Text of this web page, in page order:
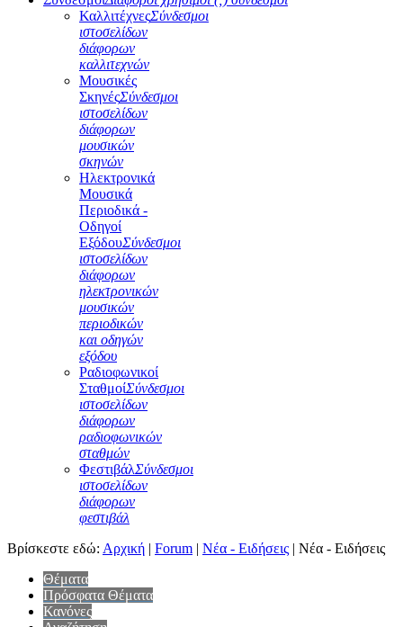
ΚαλλιτέχνεςΣύνδεσμοι
ιστοσελίδων
διάφορων
καλλιτεχνών
Μουσικές
ΣκηνέςΣύνδεσμοι
ιστοσελίδων
διάφορων
μουσικών
σκηνών
Ηλεκτρονικά
Μουσικά
Περιοδικά -
Οδηγοί
ΕξόδουΣύνδεσμοι
ιστοσελίδων
διάφορων
ηλεκτρονικών
μουσικών
περιοδικών
και οδηγών
εξόδου
Ραδιοφωνικοί
ΣταθμοίΣύνδεσμοι
ιστοσελίδων
διάφορων
ραδιοφωνικών
σταθμών
ΦεστιβάλΣύνδεσμοι
ιστοσελίδων
διάφορων
φεστιβάλ
Βρίσκεστε εδώ: Αρχική | Forum | Νέα - Ειδήσεις | Νέα - Ειδήσεις
Θέματα
Πρόσφατα Θέματα
Κανόνες